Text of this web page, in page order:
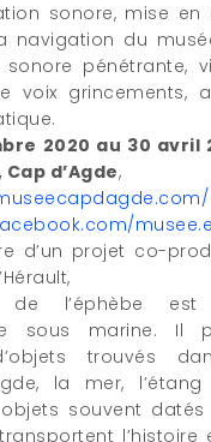
sonore, mise en
navigation du
pénétrante,
voix grincements,
2020 au 30 avril
Cap d’Agde,
d’un projet co-
de l’éphèbe
sous marine. Il
trouvés
la mer,
objets souvent
l’histoire